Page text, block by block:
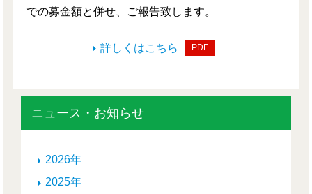
での募金額と併せ、ご報告致します。
詳しくはこちら PDF
ニュース・お知らせ
2026年
2025年